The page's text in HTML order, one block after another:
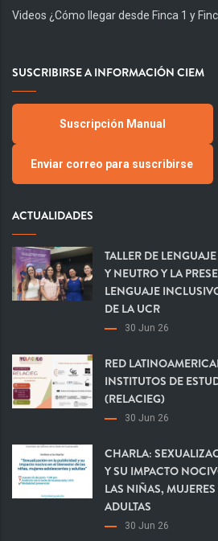
Videos ¿Cómo llegar desde Finca 1 y
SUSCRIBIRSE A INFORMACIÓN CIEM
Suscripción Manual
Enviar correo para suscribirse
ACTUALIDADES
TALLER DE
Y NEUTRO Y LA
LENGUAJE
DE LA UCR
30 Jun 26
RED
INSTITUTOS DE
(RELACIEG)
30 Jun 26
CHARLA:
Y SU IMPACTO
LAS NIÑAS,
ADULTAS
30 Jun 26